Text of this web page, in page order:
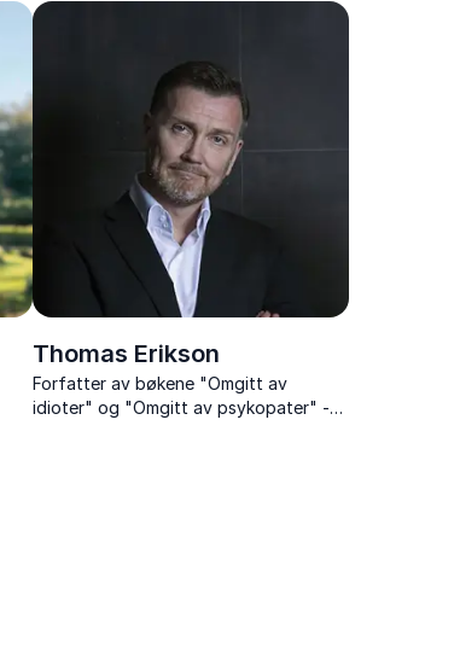
lagbygging. Hans unike kombinasjon av
tankevekkende foredrag. Perfekt for
Thomas Erikson
Forfatter av bøkene "Omgitt av
idioter" og "Omgitt av psykopater" -